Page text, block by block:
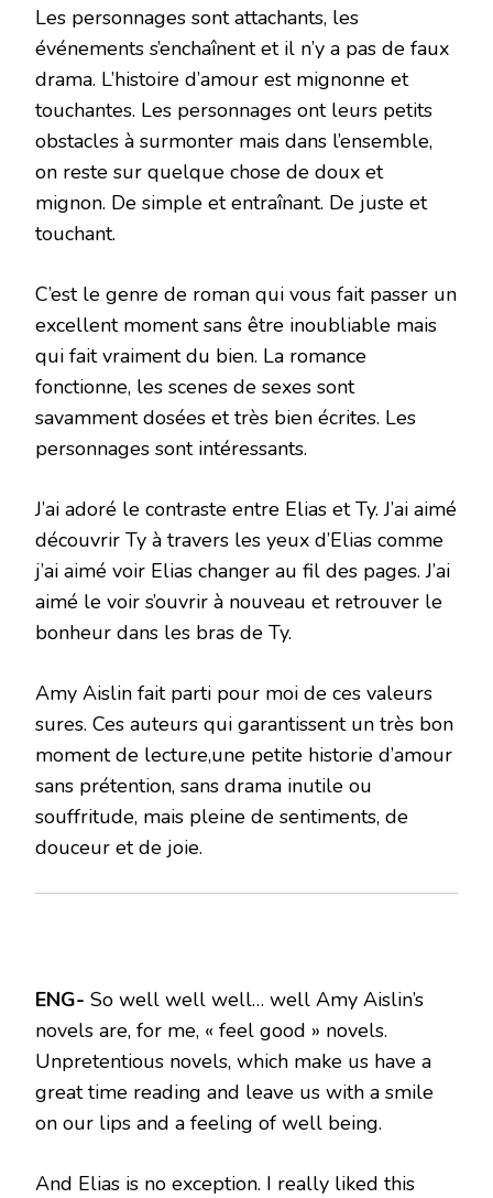
Les personnages sont attachants, les
événements s’enchaînent et il n’y a pas de faux
drama. L’histoire d’amour est mignonne et
touchantes. Les personnages ont leurs petits
obstacles à surmonter mais dans l’ensemble,
on reste sur quelque chose de doux et
mignon. De simple et entraînant. De juste et
touchant.
C’est le genre de roman qui vous fait passer un
excellent moment sans être inoubliable mais
qui fait vraiment du bien. La romance
fonctionne, les scenes de sexes sont
savamment dosées et très bien écrites. Les
personnages sont intéressants.
J’ai adoré le contraste entre Elias et Ty. J’ai aimé
découvrir Ty à travers les yeux d’Elias comme
j’ai aimé voir Elias changer au fil des pages. J’ai
aimé le voir s’ouvrir à nouveau et retrouver le
bonheur dans les bras de Ty.
Amy Aislin fait parti pour moi de ces valeurs
sures. Ces auteurs qui garantissent un très bon
moment de lecture,une petite historie d’amour
sans prétention, sans drama inutile ou
souffritude, mais pleine de sentiments, de
douceur et de joie.
ENG- So well well well… well Amy Aislin’s
novels are, for me, « feel good » novels.
Unpretentious novels, which make us have a
great time reading and leave us with a smile
on our lips and a feeling of well being.
And Elias is no exception. I really liked this